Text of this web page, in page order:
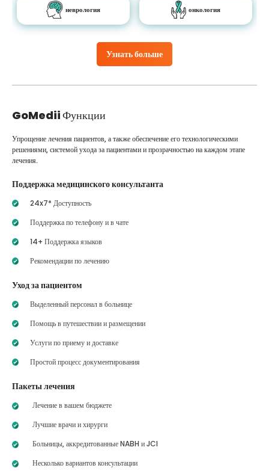
Узнать больше
неврология онкология
GoMediiФункции
Упрощение лечения пациентов, а также обеспечение его технологическими
решениями, системой ухода за пациентами и прозрачностью на каждом этапе
лечения.
Поддержка медицинского консультанта
24x7* Доступность
Поддержка по телефону и в чате
14+ Поддержка языков
Рекомендации по лечению
Уход за пациентом
Выделенный персонал в больнице
Помощь в путешествии и размещении
Услуги по приему и доставке
Простой процесс документирования
Пакеты лечения
Лечение в вашем бюджете
Лучшие врачи и хирурги
Больницы, аккредитованные NABH и JCI
Несколько вариантов консультации